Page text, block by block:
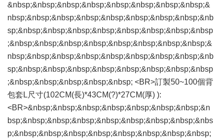
&nbsp;&nbsp;&nbsp;&nbsp;&nbsp;&nbsp;&nbsp;&nbsp;&
nbsp;&nbsp;&nbsp;&nbsp;&nbsp;&nbsp;&nbsp;&nbsp;&nb
sp;&nbsp;&nbsp;&nbsp;&nbsp;&nbsp;&nbsp;&nbsp;&nbsp
;&nbsp;&nbsp;&nbsp;&nbsp;&nbsp;&nbsp;&nbsp;&nbsp;&
nbsp;&nbsp;&nbsp;&nbsp;&nbsp;&nbsp;&nbsp;&nbsp;&nb
sp;&nbsp;&nbsp;&nbsp;&nbsp;&nbsp;&nbsp;&nbsp;&nbsp
;&nbsp;&nbsp;&nbsp;&nbsp;&nbsp; <BR>訂製50~100個背
包套L尺寸(102CM(長)*43CM(?)*27CM(厚) ):
<BR>&nbsp;&nbsp;&nbsp;&nbsp;&nbsp;&nbsp;&nbsp;&n
bsp;&nbsp;&nbsp;&nbsp;&nbsp;&nbsp;&nbsp;&nbsp;&nbs
p;&nbsp;&nbsp;&nbsp;&nbsp;&nbsp;&nbsp;&nbsp;&nbsp;